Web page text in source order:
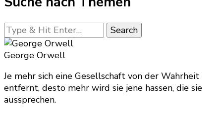
Looking
for
Something?
George Orwell
Je mehr sich eine Gesellschaft von der Wahrheit
entfernt, desto mehr wird sie jene hassen, die sie
aussprechen.